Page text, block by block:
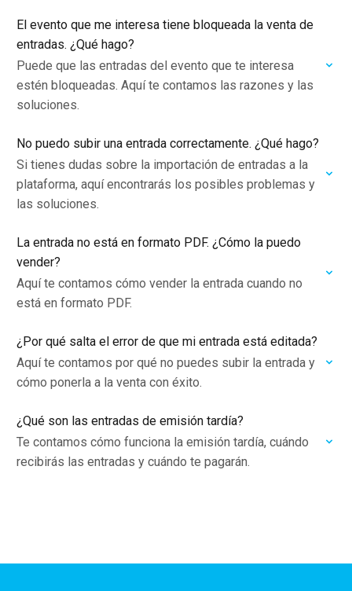
El evento que me interesa tiene bloqueada la venta de
entradas. ¿Qué hago?
Puede que las entradas del evento que te interesa
estén bloqueadas. Aquí te contamos las razones y las
soluciones.
No puedo subir una entrada correctamente. ¿Qué hago?
Si tienes dudas sobre la importación de entradas a la
plataforma, aquí encontrarás los posibles problemas y
las soluciones.
La entrada no está en formato PDF. ¿Cómo la puedo
vender?
Aquí te contamos cómo vender la entrada cuando no
está en formato PDF.
¿Por qué salta el error de que mi entrada está editada?
Aquí te contamos por qué no puedes subir la entrada y
cómo ponerla a la venta con éxito.
¿Qué son las entradas de emisión tardía?
Te contamos cómo funciona la emisión tardía, cuándo
recibirás las entradas y cuándo te pagarán.